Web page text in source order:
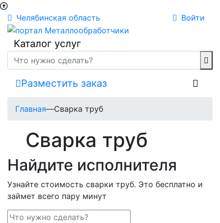
Челябинская область Войти
Каталог услуг
Разместить заказ
Главная—Сварка труб
Сварка труб
Найдите исполнителя
Узнайте стоимость сварки труб. Это бесплатно и
займет всего пару минут